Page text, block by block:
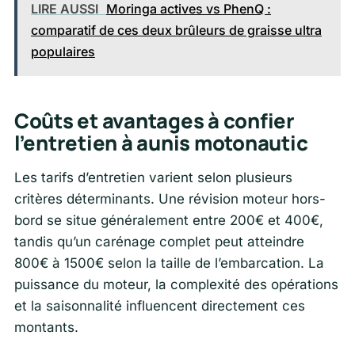
LIRE AUSSI Moringa actives vs PhenQ :
comparatif de ces deux brûleurs de graisse ultra
populaires
Coûts et avantages à confier
l’entretien à aunis motonautic
Les tarifs d’entretien varient selon plusieurs
critères déterminants. Une révision moteur hors-
bord se situe généralement entre 200€ et 400€,
tandis qu’un carénage complet peut atteindre
800€ à 1500€ selon la taille de l’embarcation. La
puissance du moteur, la complexité des opérations
et la saisonnalité influencent directement ces
montants.